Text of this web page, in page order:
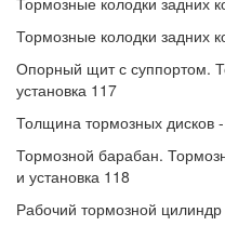
Тормозные колодки задних
Опорный щит с суппортом.
установка 117
Толщина тормозных дисков
Тормозной барабан.
и установка 118
Рабочий тормозной